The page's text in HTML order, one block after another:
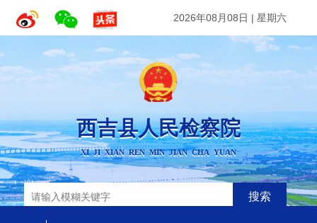
2026年08月08日 | 星期六
西吉县人民检察院
XI JI XIAN REN MIN JIAN CHA YUAN
搜索